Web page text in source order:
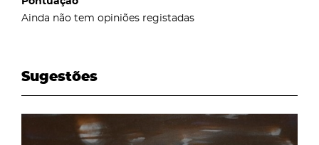
Ainda não tem opiniões registadas
Sugestões